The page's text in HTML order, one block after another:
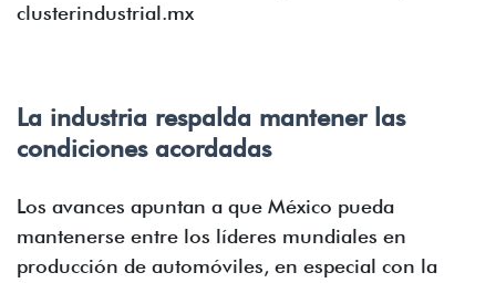
clusterindustrial.mx
La industria respalda mantener las
condiciones acordadas
Los avances apuntan a que México pueda
mantenerse entre los líderes mundiales en
producción de automóviles, en especial con la